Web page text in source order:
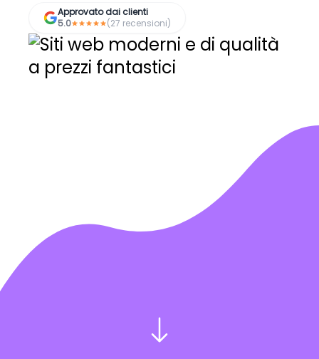
Approvato dai clienti
5.0
(27 recensioni)